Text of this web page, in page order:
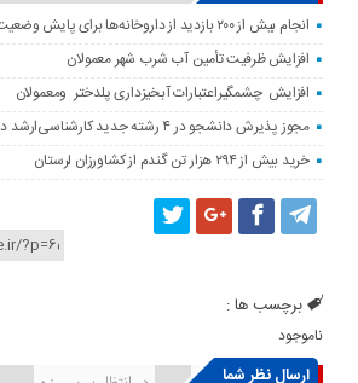
انجام بیش از ۲۰۰ بازدید از داروخانه‌ها برای پایش وضعیت دارویی لرستان
افزایش ظرفیت تأمین آب شرب شهر معمولان
افزایش چشمگیراعتبارات آبخیزداری پلدختر ومعمولان
مجوز پذیرش دانشجو در ۴ رشته جدید کارشناسی‌ارشد دانشگاه لرستان صادر شد
خرید بیش از ۲۹۴ هزار تن گندم از کشاورزان لرستان
برچسب ها :
ناموجود
ارسال نظر شما